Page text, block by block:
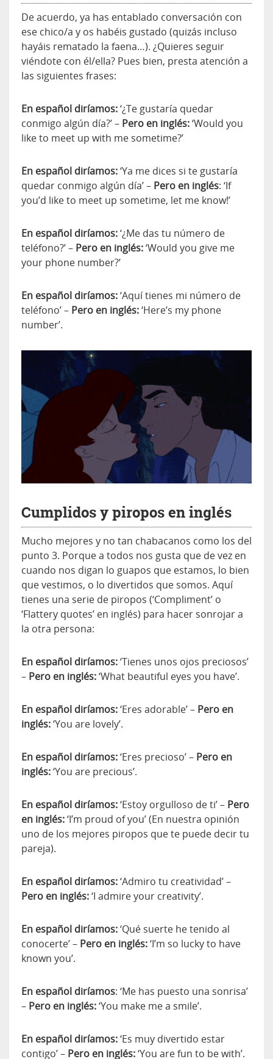
De acuerdo, ya has entablado conversación con
ese chico/a y os habéis gustado (quizás incluso
hayáis rematado la faena…). ¿Quieres seguir
viéndote con él/ella? Pues bien, presta atención a
las siguientes frases:
En español diríamos:‘¿Te gustaría quedar
conmigo algún día?’ – Pero en inglés:‘Would you
like to meet up with me sometime?’
En español diríamos:‘Ya me dices si te gustaría
quedar conmigo algún día’ – Pero en inglés: ‘If
you’d like to meet up sometime, let me know!’
En español diríamos:‘¿Me das tu número de
teléfono?’ – Pero en inglés:‘Would you give me
your phone number?’
En español diríamos:‘Aquí tienes mi número de
teléfono’ – Pero en inglés:‘Here’s my phone
number’.
Cumplidos y piropos en inglés
Mucho mejores y no tan chabacanos como los del
punto 3. Porque a todos nos gusta que de vez en
cuando nos digan lo guapos que estamos, lo bien
que vestimos, o lo divertidos que somos. Aquí
tienes una serie de piropos (‘Compliment’ o
‘Flattery quotes’ en inglés) para hacer sonrojar a
la otra persona:
En español diríamos:‘Tienes unos ojos preciosos’
– Pero en inglés:‘What beautiful eyes you have’.
En español diríamos:‘Eres adorable’ – Pero en
inglés:‘You are lovely’.
En español diríamos:‘Eres precioso’ – Pero en
inglés:‘You are precious’.
En español diríamos:‘Estoy orgulloso de ti’ – Pero
en inglés:‘I’m proud of you’ (En nuestra opinión
uno de los mejores piropos que te puede decir tu
pareja).
En español diríamos:‘Admiro tu creatividad’ –
Pero en inglés:‘I admire your creativity’.
En español diríamos:‘Qué suerte he tenido al
conocerte’ – Pero en inglés:‘I’m so lucky to have
known you’.
En español diríamos: ‘Me has puesto una sonrisa’
– Pero en inglés:‘You make me a smile’.
En español diríamos:‘Es muy divertido estar
contigo’ – Pero en inglés:‘You are fun to be with’.